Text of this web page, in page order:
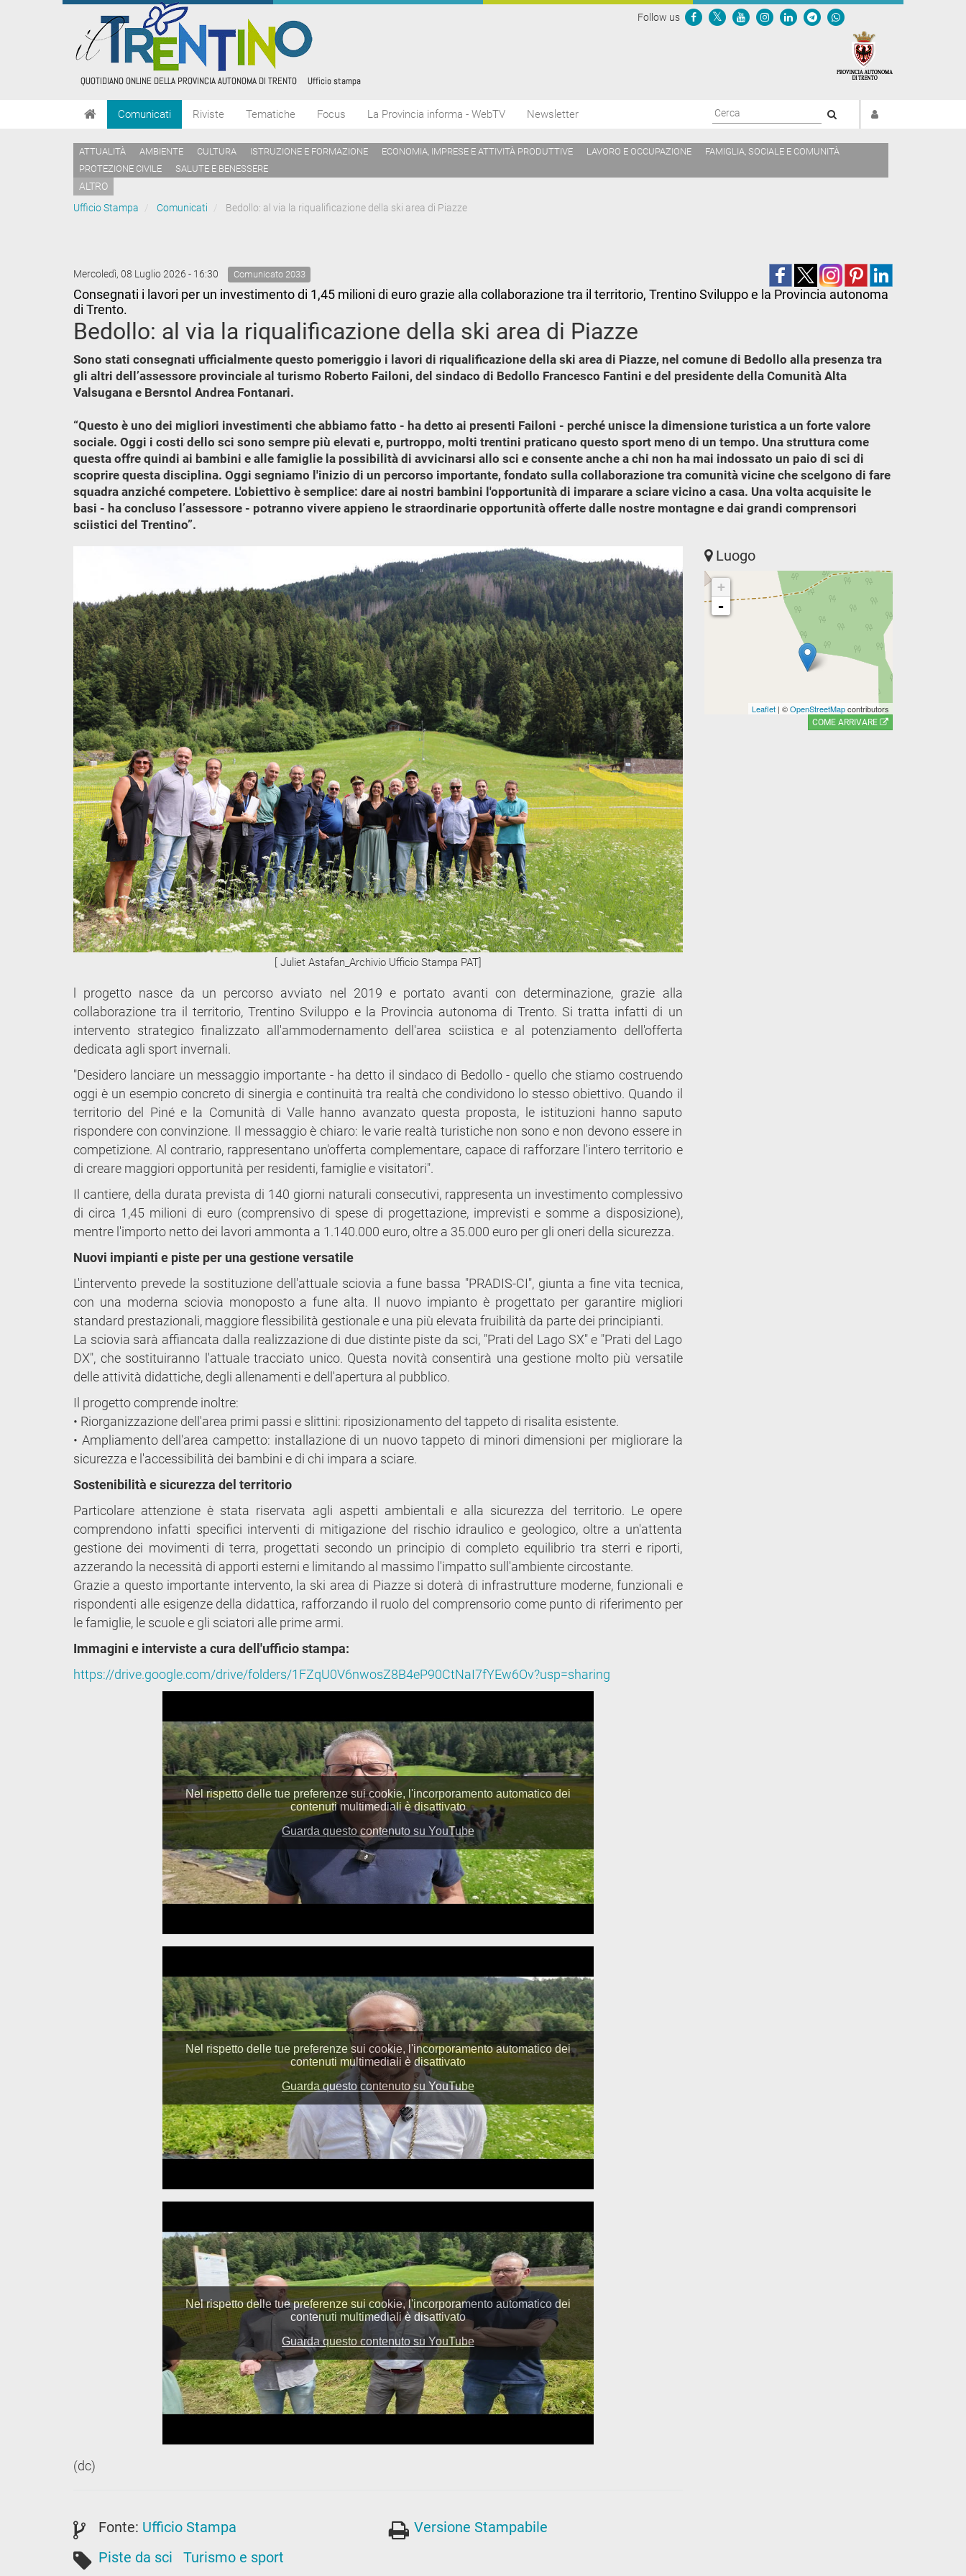
Follow us
Comunicati Riviste Tematiche Focus La Provincia informa - WebTV Newsletter
ATTUALITÀ AMBIENTE CULTURA ISTRUZIONE E FORMAZIONE ECONOMIA, IMPRESE E ATTIVITÀ PRODUTTIVE LAVORO E OCCUPAZIONE
FAMIGLIA, SOCIALE E COMUNITÀ
PROTEZIONE CIVILE
SALUTE E BENESSERE
ALTRO
Ufficio Stampa
Comunicati Bedollo: al via la riqualificazione della ski area di Piazze
Mercoledì, 08 Luglio 2026 - 16:30 Comunicato 2033
Consegnati i lavori per un investimento di 1,45 milioni di euro grazie alla collaborazione tra il territorio, Trentino Sviluppo e la Provincia autonoma
di Trento.
Bedollo: al via la riqualificazione della ski area di Piazze
Sono stati consegnati ufficialmente questo pomeriggio i lavori di riqualificazione della ski area di Piazze, nel comune di Bedollo alla presenza tra
gli altri dell’assessore provinciale al turismo Roberto Failoni, del sindaco di Bedollo Francesco Fantini e del presidente della Comunità Alta
Valsugana e Bersntol Andrea Fontanari.
“Questo è uno dei migliori investimenti che abbiamo fatto - ha detto ai presenti Failoni - perché unisce la dimensione turistica a un forte valore
sociale. Oggi i costi dello sci sono sempre più elevati e, purtroppo, molti trentini praticano questo sport meno di un tempo. Una struttura come
questa offre quindi ai bambini e alle famiglie la possibilità di avvicinarsi allo sci e consente anche a chi non ha mai indossato un paio di sci di
scoprire questa disciplina. Oggi segniamo l'inizio di un percorso importante, fondato sulla collaborazione tra comunità vicine che scelgono di fare
squadra anziché competere. L'obiettivo è semplice: dare ai nostri bambini l'opportunità di imparare a sciare vicino a casa. Una volta acquisite le
basi - ha concluso l’assessore - potranno vivere appieno le straordinarie opportunità offerte dalle nostre montagne e dai grandi comprensori
sciistici del Trentino”.
[ Juliet Astafan_Archivio Ufficio Stampa PAT]
l progetto nasce da un percorso avviato nel 2019 e portato avanti con determinazione, grazie alla
collaborazione tra il territorio, Trentino Sviluppo e la Provincia autonoma di Trento. Si tratta infatti di un
intervento strategico finalizzato all'ammodernamento dell'area sciistica e al potenziamento dell'offerta
dedicata agli sport invernali.
"Desidero lanciare un messaggio importante - ha detto il sindaco di Bedollo - quello che stiamo costruendo
oggi è un esempio concreto di sinergia e continuità tra realtà che condividono lo stesso obiettivo. Quando il
territorio del Piné e la Comunità di Valle hanno avanzato questa proposta, le istituzioni hanno saputo
rispondere con convinzione. Il messaggio è chiaro: le varie realtà turistiche non sono e non devono essere in
competizione. Al contrario, rappresentano un'offerta complementare, capace di rafforzare l'intero territorio e
di creare maggiori opportunità per residenti, famiglie e visitatori".
Il cantiere, della durata prevista di 140 giorni naturali consecutivi, rappresenta un investimento complessivo
di circa 1,45 milioni di euro (comprensivo di spese di progettazione, imprevisti e somme a disposizione),
mentre l'importo netto dei lavori ammonta a 1.140.000 euro, oltre a 35.000 euro per gli oneri della sicurezza.
Nuovi impianti e piste per una gestione versatile
L'intervento prevede la sostituzione dell'attuale sciovia a fune bassa "PRADIS-CI", giunta a fine vita tecnica,
con una moderna sciovia monoposto a fune alta. Il nuovo impianto è progettato per garantire migliori
standard prestazionali, maggiore flessibilità gestionale e una più elevata fruibilità da parte dei principianti.
La sciovia sarà affiancata dalla realizzazione di due distinte piste da sci, "Prati del Lago SX" e "Prati del Lago
DX", che sostituiranno l'attuale tracciato unico. Questa novità consentirà una gestione molto più versatile
delle attività didattiche, degli allenamenti e dell'apertura al pubblico.
Il progetto comprende inoltre:
• Riorganizzazione dell'area primi passi e slittini: riposizionamento del tappeto di risalita esistente.
• Ampliamento dell'area campetto: installazione di un nuovo tappeto di minori dimensioni per migliorare la
sicurezza e l'accessibilità dei bambini e di chi impara a sciare.
Sostenibilità e sicurezza del territorio
Particolare attenzione è stata riservata agli aspetti ambientali e alla sicurezza del territorio. Le opere
comprendono infatti specifici interventi di mitigazione del rischio idraulico e geologico, oltre a un'attenta
gestione dei movimenti di terra, progettati secondo un principio di completo equilibrio tra sterri e riporti,
azzerando la necessità di apporti esterni e limitando al massimo l'impatto sull'ambiente circostante.
Grazie a questo importante intervento, la ski area di Piazze si doterà di infrastrutture moderne, funzionali e
rispondenti alle esigenze della didattica, rafforzando il ruolo del comprensorio come punto di riferimento per
le famiglie, le scuole e gli sciatori alle prime armi.
Immagini e interviste a cura dell'ufficio stampa:
https://drive.google.com/drive/folders/1FZqU0V6nwosZ8B4eP90CtNaI7fYEw6Ov?usp=sharing
(dc)
Fonte: Ufficio Stampa
Piste da sci
Turismo e sport
Versione Stampabile
Luogo
+
-
Leaflet | ©OpenStreetMapcontributors
COME ARRIVARE